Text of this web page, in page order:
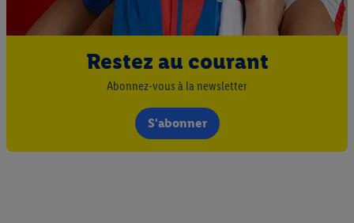
Restez au courant
Abonnez-vous à la newsletter
S'abonner